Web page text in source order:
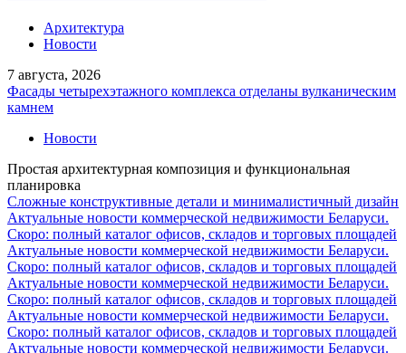
Архитектура
Новости
7 августа, 2026
Фасады четырехэтажного комплекса отделаны вулканическим
камнем
Новости
Простая архитектурная композиция и функциональная
планировка
Cложные конструктивные детали и минималистичный дизайн
Актуальные новости коммерческой недвижимости Беларуси.
Скоро: полный каталог офисов, складов и торговых площадей
Актуальные новости коммерческой недвижимости Беларуси.
Скоро: полный каталог офисов, складов и торговых площадей
Актуальные новости коммерческой недвижимости Беларуси.
Скоро: полный каталог офисов, складов и торговых площадей
Актуальные новости коммерческой недвижимости Беларуси.
Скоро: полный каталог офисов, складов и торговых площадей
Актуальные новости коммерческой недвижимости Беларуси.